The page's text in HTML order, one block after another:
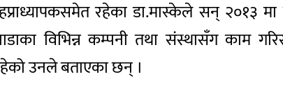
रहेका डा.मास्केले सन् २०१३
विभिन्न कम्पनी तथा संस्थासँग काम
उनले बताएका छन् ।